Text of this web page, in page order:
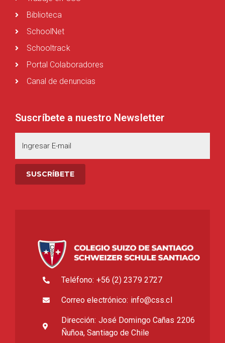
Biblioteca
SchoolNet
Schooltrack
Portal Colaboradores
Canal de denuncias
Suscríbete a nuestro Newsletter
Teléfono: +56 (2) 2379 2727
Correo electrónico: info@css.cl
Dirección: José Domingo Cañas 2206
Ñuñoa, Santiago de Chile